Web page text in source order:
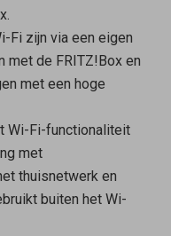
Fi zijn via een eigen
met de FRITZ!Box en
met een hoge
Wi-Fi-functionaliteit
met
thuisnetwerk en
buiten het Wi-